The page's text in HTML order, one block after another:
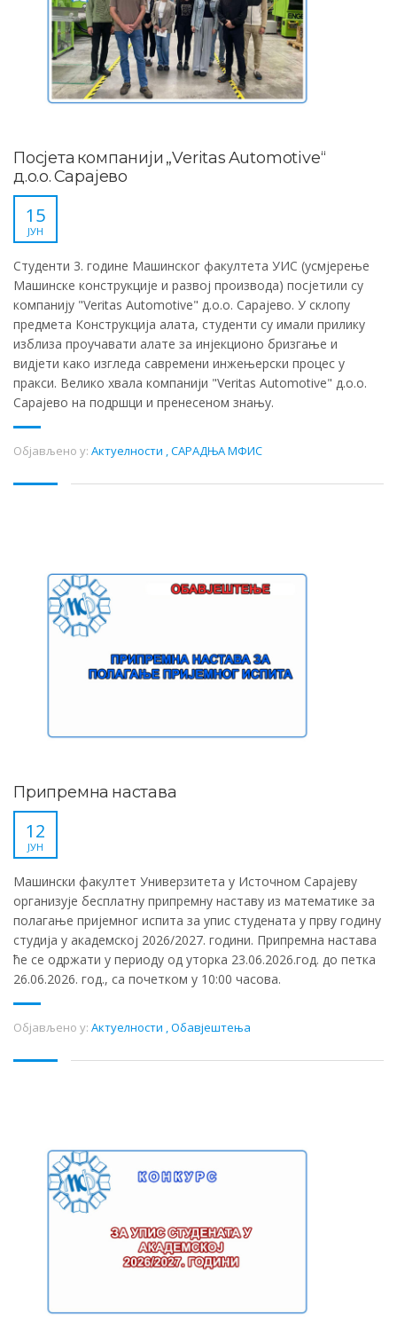
Посјета компанији „Veritas Automotive“
д.о.о. Сарајево
15
ЈУН
Студенти 3. године Машинског факултета УИС (усмјерење
Машинске конструкције и развој производа) посјетили су
компанију "Veritas Automotive" д.о.о. Сарајево. У склопу
предмета Конструкција алата, студенти су имали прилику
изблиза проучавати алате за инјекционо бризгање и
видјети како изгледа савремени инжењерски процес у
пракси. Велико хвала компанији "Veritas Automotive" д.о.о.
Сарајево на подршци и пренесеном знању.
Објављено у: Актуелности ,САРАДЊА МФИС
Припремна настава
12
ЈУН
Машински факултет Универзитета у Источном Сарајеву
организује бесплатну припремну наставу из математике за
полагање пријемног испита за упис студената у прву годину
студија у академској 2026/2027. години. Припремна настава
ће се одржати у периоду од уторка 23.06.2026.год. до петка
26.06.2026. год., са почетком у 10:00 часова.
Објављено у: Актуелности ,Обавјештења